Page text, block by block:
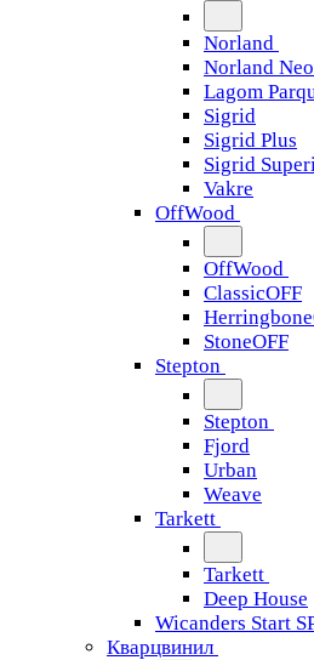
Norland
Norland
Lagom
Sigrid
Sigrid Plus
Sigrid
Vakre
OffWood
OffWood
ClassicOFF
StoneOFF
Stepton
Stepton
Fjord
Urban
Weave
Tarkett
Tarkett
Deep House
Wicanders Start
Кварцвинил